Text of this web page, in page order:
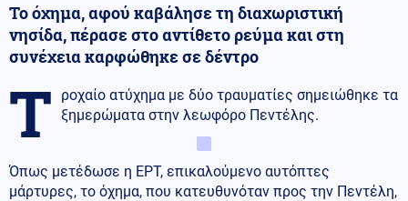
Το όχημα, αφού καβάλησε τη διαχωριστική
νησίδα, πέρασε στο αντίθετο ρεύμα και στη
συνέχεια καρφώθηκε σε δέντρο
Τ
ροχαίο ατύχημα με δύο τραυματίες σημειώθηκε τα
ξημερώματα στην λεωφόρο Πεντέλης.
Όπως μετέδωσε η ΕΡΤ, επικαλούμενο αυτόπτες
μάρτυρες, το όχημα, που κατευθυνόταν προς την Πεντέλη,